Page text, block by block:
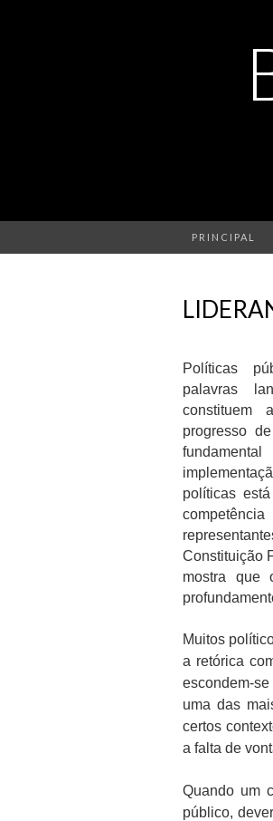
PRINCIPAL
Políticas
palavras
constituem
progresso
políticas
Constituição
mostra
Muitos
a retórica
escondem-
uma das
certos
a falta de
Quando um
público,